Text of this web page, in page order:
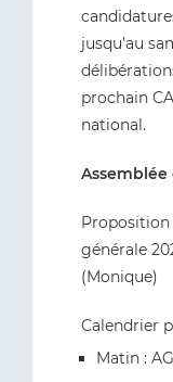
jusqu’au
prochain
national.
Assemblée
Proposition
générale
(Monique)
Calendrier
Matin : AG